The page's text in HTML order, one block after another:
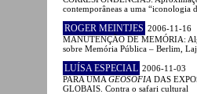
contemporâneas a uma “iconologia
ROGER MEINTJES 2006-11-16
MANUTENÇÃO DE MEMÓRIA:
sobre Memória Pública – Berlim,
LUÍSA ESPECIAL 2006-11-03
PARA UMA GEOSOFIA DAS
GLOBAIS. Contra o safari cultural